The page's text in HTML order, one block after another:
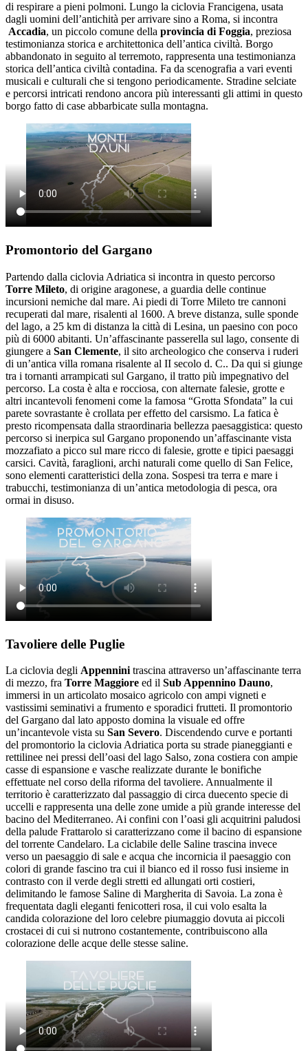
di respirare a pieni polmoni. Lungo la ciclovia Francigena, usata
dagli uomini dell’antichità per arrivare sino a Roma, si incontra
Accadia, un piccolo comune della provincia di Foggia, preziosa
testimonianza storica e architettonica dell’antica civiltà. Borgo
abbandonato in seguito al terremoto, rappresenta una testimonianza
storica dell’antica civiltà contadina. Fa da scenografia a vari eventi
musicali e culturali che si tengono periodicamente. Stradine selciate
e percorsi intricati rendono ancora più interessanti gli attimi in questo
borgo fatto di case abbarbicate sulla montagna.
Promontorio del Gargano
Partendo dalla ciclovia Adriatica si incontra in questo percorso
Torre Mileto, di origine aragonese, a guardia delle continue
incursioni nemiche dal mare. Ai piedi di Torre Mileto tre cannoni
recuperati dal mare, risalenti al 1600. A breve distanza, sulle sponde
del lago, a 25 km di distanza la città di Lesina, un paesino con poco
più di 6000 abitanti. Un’affascinante passerella sul lago, consente di
giungere a San Clemente, il sito archeologico che conserva i ruderi
di un’antica villa romana risalente al II secolo d. C.. Da qui si giunge
tra i tornanti arrampicati sul Gargano, il tratto più impegnativo del
percorso. La costa è alta e rocciosa, con alternate falesie, grotte e
altri incantevoli fenomeni come la famosa “Grotta Sfondata” la cui
parete sovrastante è crollata per effetto del carsismo. La fatica è
presto ricompensata dalla straordinaria bellezza paesaggistica: questo
percorso si inerpica sul Gargano proponendo un’affascinante vista
mozzafiato a picco sul mare ricco di falesie, grotte e tipici paesaggi
carsici. Cavità, faraglioni, archi naturali come quello di San Felice,
sono elementi caratteristici della zona. Sospesi tra terra e mare i
trabucchi, testimonianza di un’antica metodologia di pesca, ora
ormai in disuso.
Tavoliere delle Puglie
La ciclovia degli Appennini trascina attraverso un’affascinante terra
di mezzo, fra Torre Maggiore ed il Sub Appennino Dauno,
immersi in un articolato mosaico agricolo con ampi vigneti e
vastissimi seminativi a frumento e sporadici frutteti. Il promontorio
del Gargano dal lato apposto domina la visuale ed offre
un’incantevole vista su San Severo. Discendendo curve e portanti
del promontorio la ciclovia Adriatica porta su strade pianeggianti e
rettilinee nei pressi dell’oasi del lago Salso, zona costiera con ampie
casse di espansione e vasche realizzate durante le bonifiche
effettuate nel corso della riforma del tavoliere. Annualmente il
territorio è caratterizzato dal passaggio di circa duecento specie di
uccelli e rappresenta una delle zone umide a più grande interesse del
bacino del Mediterraneo. Ai confini con l’oasi gli acquitrini paludosi
della palude Frattarolo si caratterizzano come il bacino di espansione
del torrente Candelaro. La ciclabile delle Saline trascina invece
verso un paesaggio di sale e acqua che incornicia il paesaggio con
colori di grande fascino tra cui il bianco ed il rosso fusi insieme in
contrasto con il verde degli stretti ed allungati orti costieri,
delimitando le famose Saline di Margherita di Savoia. La zona è
frequentata dagli eleganti fenicotteri rosa, il cui volo esalta la
candida colorazione del loro celebre piumaggio dovuta ai piccoli
crostacei di cui si nutrono costantemente, contribuiscono alla
colorazione delle acque delle stesse saline.